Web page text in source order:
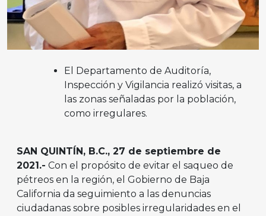
El Departamento de Auditoría,
Inspección y Vigilancia realizó visitas, a
las zonas señaladas por la población,
como irregulares.
SAN QUINTÍN, B.C., 27 de septiembre de
2021.- Con el propósito de evitar el saqueo de
pétreos en la región, el Gobierno de Baja
California da seguimiento a las denuncias
ciudadanas sobre posibles irregularidades en el